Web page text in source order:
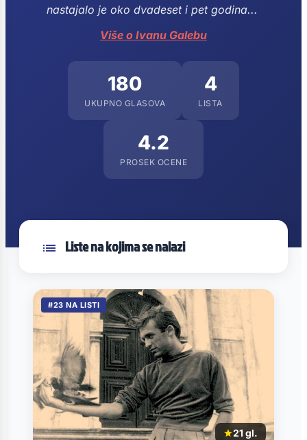
nastajalo je oko dvadeset i pet godina...
Više o Ivanu Galebu
180
UKUPNO GLASOVA
4
LISTA
4.2
PROSEK OCENE
Liste na kojima se nalazi
#23 NA LISTI
21 gl.